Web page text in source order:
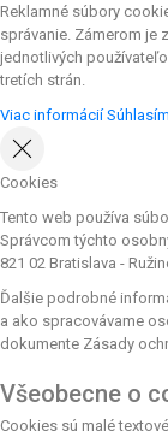
Reklamné súbory
správanie. Zámerom je
jednotlivých
tretích strán.
Viac informácií Súhlasím
Cookies
Tento web používa
Správcom týchto
821 02 Bratislava -
Ďalšie podrobné
a ako spracovávame
dokumente Zásady
Všeobecne o
Cookies sú malé